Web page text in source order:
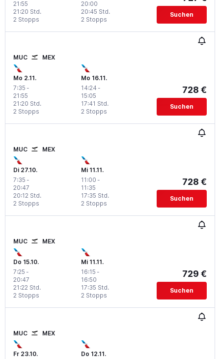
21:55
2 Stopps
21:20 Std.
20:00
2 Stopps
20:45 Std. Suchen
MUC MEX
Mo 2.11.
7:35 -
21:55
2 Stopps
21:20 Std.
Mo 16.11.
14:24 -
15:05
2 Stopps
17:41 Std.
728 €
Suchen
MUC MEX
Di 27.10.
7:35 -
20:47
2 Stopps
20:12 Std.
Mi 11.11.
11:00 -
11:35
2 Stopps
17:35 Std.
728 €
Suchen
MUC MEX
Do 15.10.
7:25 -
20:47
2 Stopps
21:22 Std.
Mi 11.11.
16:15 -
16:50
2 Stopps
17:35 Std.
729 €
Suchen
MUC MEX
Fr 23.10.
Do 12.11.